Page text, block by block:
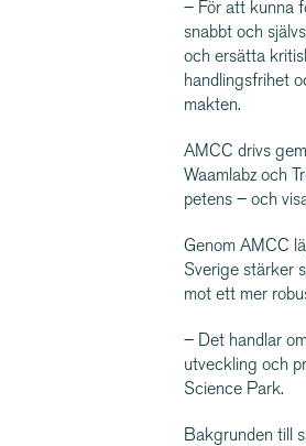
– För att kunna
snabbt och
och ersätta
handlings­frihet
makten.
AMCC drivs
Waamlabz och
petens – och
Genom AMCC
Sverige stärker
mot ett mer
– Det handlar
utveckling och
Science Park.
Bakgrunden till